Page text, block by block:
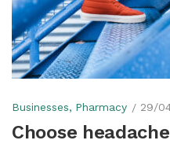
Businesses Pharmacy 29/
Choose